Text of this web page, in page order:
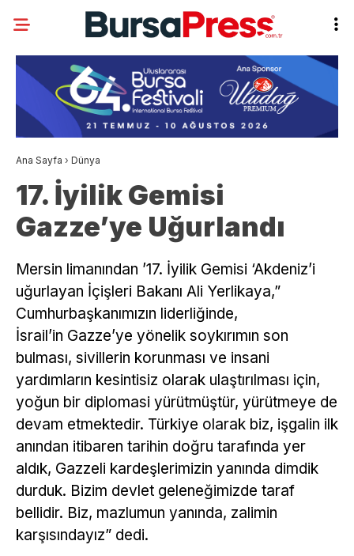
Ana Sayfa › Dünya
17. İyilik Gemisi
Gazze’ye Uğurlandı
Mersin limanından ’17. İyilik Gemisi ‘Akdeniz’i
uğurlayan İçişleri Bakanı Ali Yerlikaya,”
Cumhurbaşkanımızın liderliğinde,
İsrail’in Gazze’ye yönelik soykırımın son
bulması, sivillerin korunması ve insani
yardımların kesintisiz olarak ulaştırılması için,
yoğun bir diplomasi yürütmüştür, yürütmeye de
devam etmektedir. Türkiye olarak biz, işgalin ilk
anından itibaren tarihin doğru tarafında yer
aldık, Gazzeli kardeşlerimizin yanında dimdik
durduk. Bizim devlet geleneğimizde taraf
bellidir. Biz, mazlumun yanında, zalimin
karşısındayız” dedi.